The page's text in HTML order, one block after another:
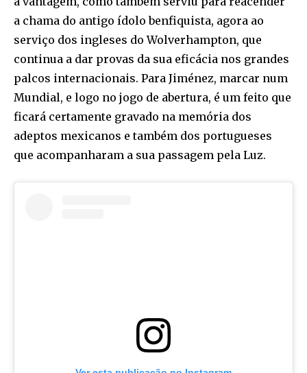
a chama do antigo ídolo benfiquista, agora ao
serviço dos ingleses do Wolverhampton, que
continua a dar provas da sua eficácia nos grandes
palcos internacionais. Para Jiménez, marcar num
Mundial, e logo no jogo de abertura, é um feito que
ficará certamente gravado na memória dos
adeptos mexicanos e também dos portugueses
que acompanharam a sua passagem pela Luz.